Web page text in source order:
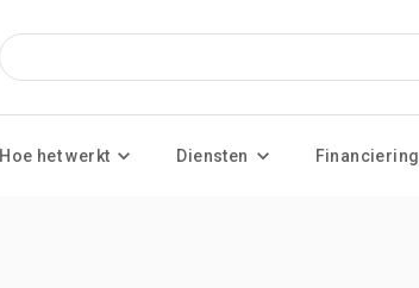
Hoe het werkt Diensten Financiering